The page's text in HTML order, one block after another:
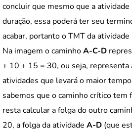
concluir que mesmo que a atividade
duração, essa poderá ter seu
acabar, portanto o TMT da atividade
Na imagem o caminhoA-C-D
+ 10 + 15 = 30, ou seja, representa
atividades que levará o maior
sabemos que o caminho crítico tem
resta calcular a folga do outro
20, a folga da atividade A-D (que